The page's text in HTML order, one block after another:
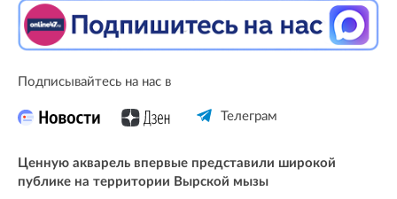
Подписывайтесь на нас в
Телеграм
Ценную акварель впервые представили широкой
публике на территории Вырской мызы